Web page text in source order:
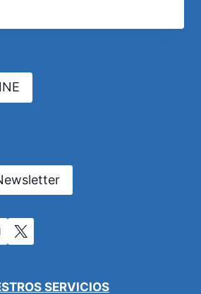
SERVICIOS